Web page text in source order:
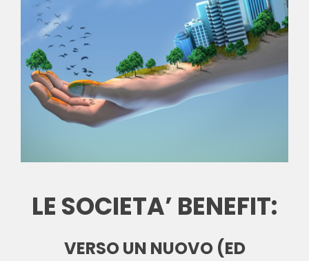
LE SOCIETA’ BENEFIT:
VERSO UN NUOVO (ED